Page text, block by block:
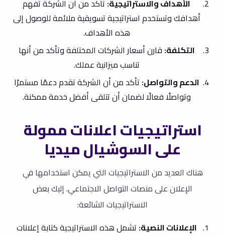
الأهداف والاستراتيجية: تأكد من أن الشركة تفهم
أهدافك وتستخدم استراتيجية تسويقية ملائمة للوصول إلى
هذه الأهداف.
التكلفة: قارن أسعار الشركات المختلفة وتأكد من أنها
تناسب ميزانية عملك.
الدعم والتواصل: تأكد من أن الشركة تقدم دعمًا مستمرًا
وتواصلًا فعالًا لضمان أن تتلقى أفضل خدمة ممكنة.
استراتيجيات اعلانات ممولة
على السوشيال ميديا
هناك العديد من الاستراتيجيات التي يمكن استخدامها في
الإعلان على منصات التواصل الاجتماعي. إليك بعض
الاستراتيجيات الشائعة:
الإعلانات النصية: تشمل هذه الاستراتيجية كتابة إعلانات